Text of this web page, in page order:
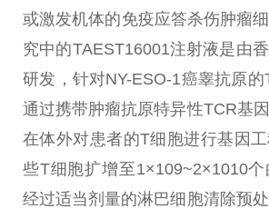
或激发机体的免疫应答杀伤肿瘤
究中的TAEST16001注射液是由
研发，针对NY-ESO-1癌睾抗原
通过携带肿瘤抗原特异性TCR基
在体外对患者的T细胞进行基因
些T细胞扩增至1×109~2×1010
经过适当剂量的淋巴细胞清除预